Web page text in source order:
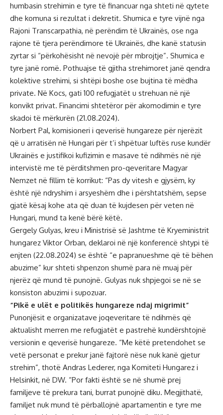
humbasin strehimin e tyre të financuar nga shteti në qytete
dhe komuna si rezultat i dekretit. Shumica e tyre vijnë nga
Rajoni Transcarpathia, në perëndim të Ukrainës, ose nga
rajone të tjera perëndimore të Ukrainës, dhe kanë statusin
zyrtar si “përkohësisht në nevojë për mbrojtje”. Shumica e
tyre janë romë. Pothuajse të gjitha strehimoret janë qendra
kolektive strehimi, si shtëpi boshe ose bujtina të mëdha
private. Në Kocs, gati 100 refugjatët u strehuan në një
konvikt privat. Financimi shtetëror për akomodimin e tyre
skadoi të mërkurën (21.08.2024).
Norbert Pal, komisioneri i qeverisë hungareze për njerëzit
që u arratisën në Hungari për t’i shpëtuar luftës ruse kundër
Ukrainës e justifikoi kufizimin e masave të ndihmës në një
intervistë me të përditshmen pro-qeveritare Magyar
Nemzet në fillim të korrikut: “Pas dy vitesh e gjysëm, ky
është një ndryshim i arsyeshëm dhe i përshtatshëm, sepse
gjatë kësaj kohe ata që duan të kujdesen për veten në
Hungari, mund ta kenë bërë këtë.
Gergely Gulyas, kreu i Ministrisë së Jashtme të Kryeministrit
hungarez Viktor Orban, deklaroi në një konferencë shtypi të
enjten (22.08.2024) se është “e papranueshme që të bëhen
abuzime” kur shteti shpenzon shumë para në muaj për
njerëz që mund të punojnë. Gulyas nuk shpjegoi se në se
konsiston abuzimi i supozuar.
“Pikë e ulët e politikës hungareze ndaj migrimit”
Punonjësit e organizatave joqeveritare të ndihmës që
aktualisht merren me refugjatët e pastrehë kundërshtojnë
versionin e qeverisë hungareze. “Me këtë pretendohet se
vetë personat e prekur janë fajtorë nëse nuk kanë gjetur
strehim”, thotë Andras Lederer, nga Komiteti Hungarez i
Helsinkit, në DW. “Por fakti është se në shumë prej
familjeve të prekura tani, burrat punojnë diku. Megjithatë,
familjet nuk mund të përballojnë apartamentin e tyre me